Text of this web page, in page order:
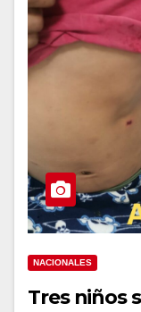
NACIONALES
Tres niños